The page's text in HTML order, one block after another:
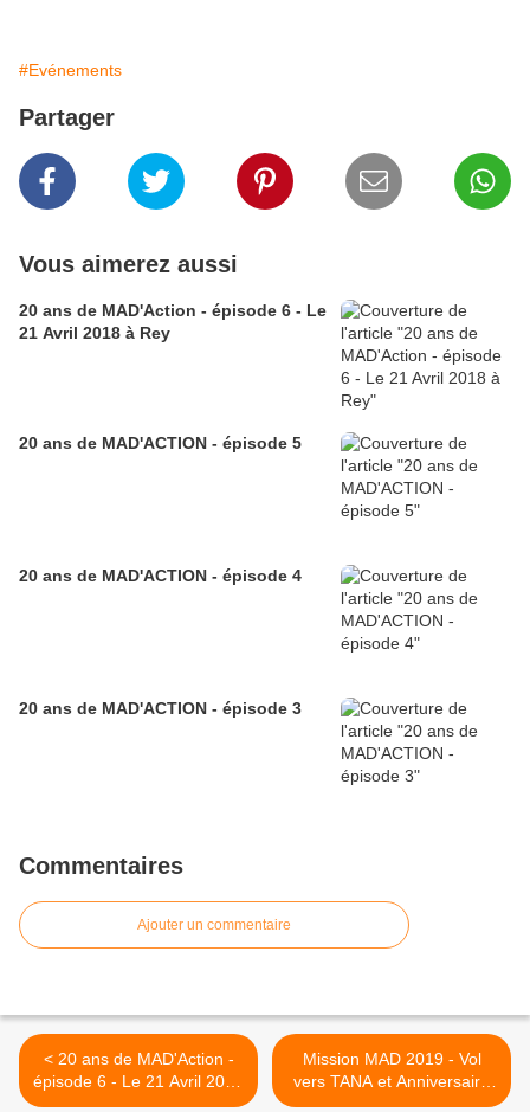
#Evénements
Partager
Vous aimerez aussi
20 ans de MAD'Action - épisode 6 - Le
21 Avril 2018 à Rey
20 ans de MAD'ACTION - épisode 5
20 ans de MAD'ACTION - épisode 4
20 ans de MAD'ACTION - épisode 3
Commentaires
Ajouter un commentaire
< 20 ans de MAD'Action -
épisode 6 - Le 21 Avril 2018
à Rey
Mission MAD 2019 - Vol
vers TANA et Anniversaire
des 20 ans à Tana ! >